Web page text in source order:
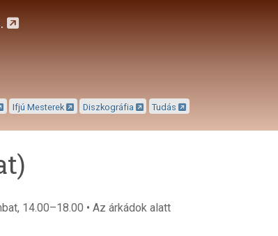
Ifjú Mesterek Diszkográfia Tudás
14.00–18.00 • Az árkádok alatt